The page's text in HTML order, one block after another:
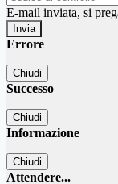
E-mail inviata, si
Errore
Chiudi
Successo
Chiudi
Informazione
Chiudi
Attendere...